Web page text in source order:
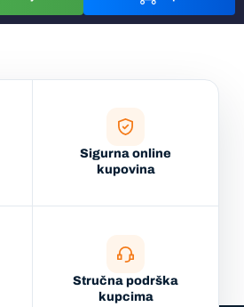
Sigurna online
kupovina
Stručna podrška
kupcima